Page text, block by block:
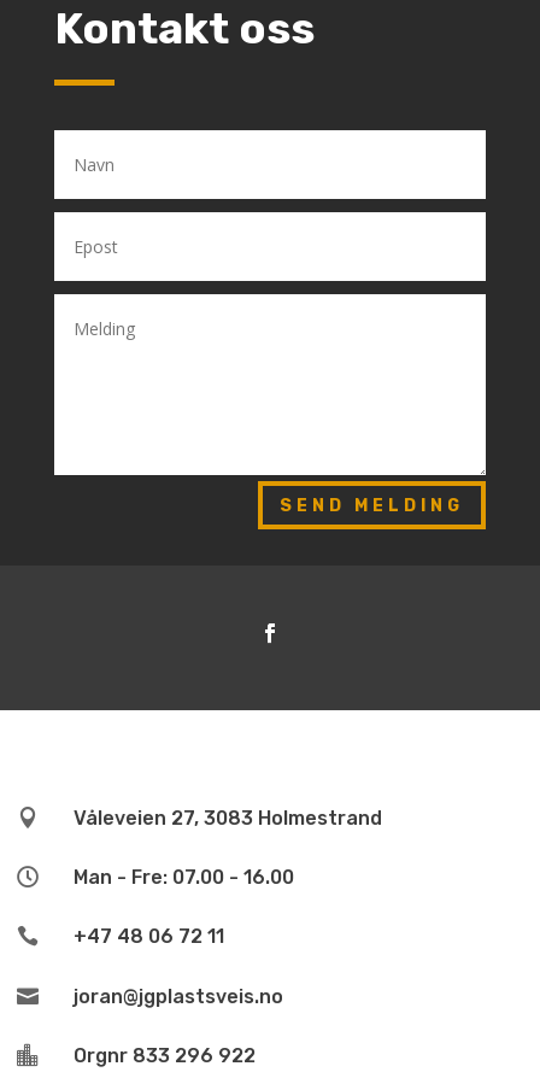
Kontakt oss
SEND MELDING
 Våleveien 27, 3083 Holmestrand
 Man - Fre: 07.00 - 16.00
 +47 48 06 72 11
 joran@jgplastsveis.no
 Orgnr 833 296 922